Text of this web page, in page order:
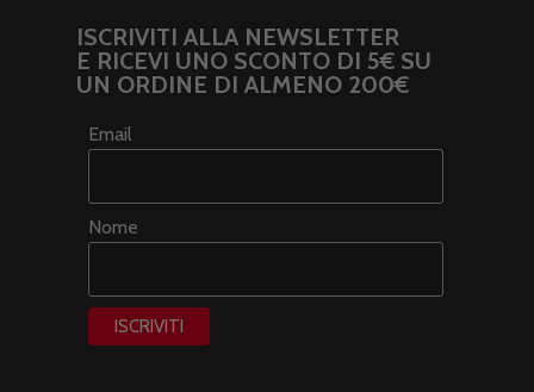
ISCRIVITI ALLA NEWSLETTER
E RICEVI UNO SCONTO DI 5€ SU
UN ORDINE DI ALMENO 200€
Email
Nome